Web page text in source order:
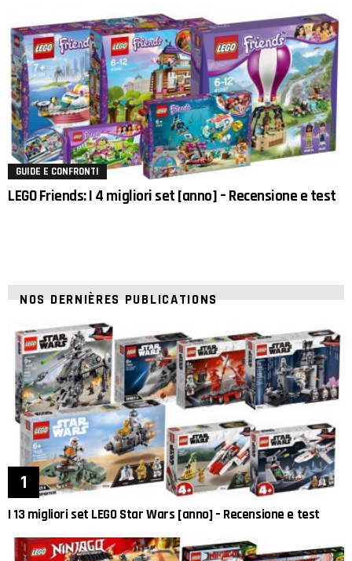
GUIDE E CONFRONTI
LEGO Friends: I 4 migliori set [anno] – Recensione e test
NOS DERNIÈRES PUBLICATIONS
I 13 migliori set LEGO Star Wars [anno] – Recensione e test